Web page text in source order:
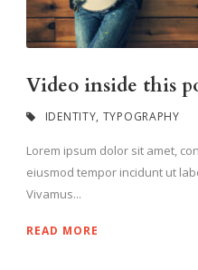
Video inside this
IDENTITY, TYPOGRAPHY
Lorem ipsum dolor sit amet,
eiusmod tempor incidunt ut
Vivamus...
READ MORE